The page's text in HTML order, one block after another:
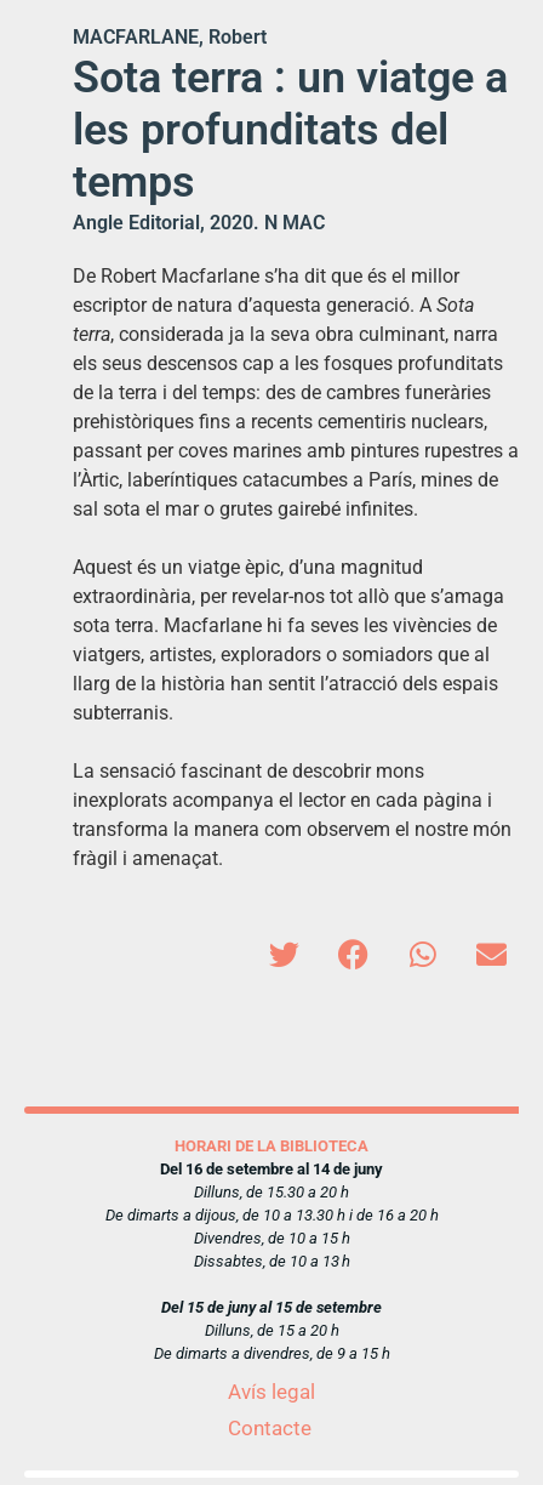
MACFARLANE, Robert
Sota terra : un viatge a
les profunditats del
temps
Angle Editorial, 2020. N MAC
De Robert Macfarlane s’ha dit que és el millor
escriptor de natura d’aquesta generació. A Sota
terra, considerada ja la seva obra culminant, narra
els seus descensos cap a les fosques profunditats
de la terra i del temps: des de cambres funeràries
prehistòriques fins a recents cementiris nuclears,
passant per coves marines amb pintures rupestres a
l’Àrtic, laberíntiques catacumbes a París, mines de
sal sota el mar o grutes gairebé infinites.
Aquest és un viatge èpic, d’una magnitud
extraordinària, per revelar-nos tot allò que s’amaga
sota terra. Macfarlane hi fa seves les vivències de
viatgers, artistes, exploradors o somiadors que al
llarg de la història han sentit l’atracció dels espais
subterranis.
La sensació fascinant de descobrir mons
inexplorats acompanya el lector en cada pàgina i
transforma la manera com observem el nostre món
fràgil i amenaçat.
HORARI DE LA BIBLIOTECA
Del 16 de setembre al 14 de juny
Dilluns, de 15.30 a 20 h
De dimarts a dijous, de 10 a 13.30 h i de 16 a 20 h
Divendres, de 10 a 15 h
Dissabtes, de 10 a 13 h
Del 15 de juny al 15 de setembre
Dilluns, de 15 a 20 h
De dimarts a divendres, de 9 a 15 h
Avís legal
Contacte